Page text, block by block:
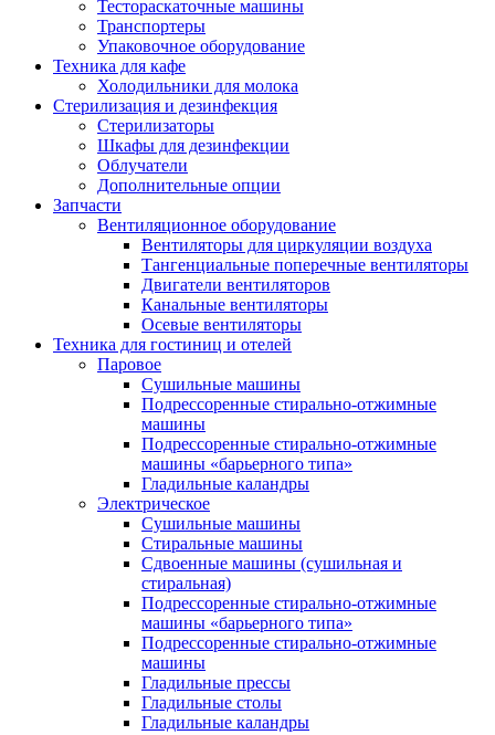
Тестораскаточные машины
Транспортеры
Упаковочное оборудование
Техника для кафе
Холодильники для молока
Стерилизация и дезинфекция
Стерилизаторы
Шкафы для дезинфекции
Облучатели
Дополнительные опции
Запчасти
Вентиляционное оборудование
Вентиляторы для циркуляции воздуха
Тангенциальные поперечные вентиляторы
Двигатели вентиляторов
Канальные вентиляторы
Осевые вентиляторы
Техника для гостиниц и отелей
Паровое
Cушильные машины
Подрессоренные стирально-отжимные
машины
Подрессоренные стирально-отжимные
машины «барьерного типа»
Гладильные каландры
Электрическое
Сушильные машины
Стиральные машины
Сдвоенные машины (сушильная и
стиральная)
Подрессоренные стирально-отжимные
машины «барьерного типа»
Подрессоренные стирально-отжимные
машины
Гладильные прессы
Гладильные столы
Гладильные каландры